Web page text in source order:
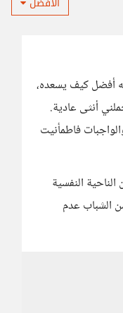
أفضل كيف يسعده،
أنثى عادية.
فاطمأنيت
النفسية
الشباب عدم